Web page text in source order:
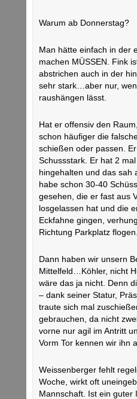
Warum ab Donnerstag?
Man hätte einfach in der
machen MÜSSEN. Fink
abstrichen auch in der
sehr stark…aber nur,
raushängen lässt.
Hat er offensiv den
schon häufiger die
schießen oder passen.
Schussstark. Er hat 2
hingehalten und das sah
habe schon 30-40
gesehen, die er fast aus
losgelassen hat und die
Eckfahne gingen,
Richtung Parkplatz flogen.
Dann haben wir unsern
Mittelfeld…Köhler, nicht
wäre das ja nicht. Denn
– dank seiner Statur,
traute sich mal
gebrauchen, da nicht
vorne nur agil im Antritt
Vorm Tor kennen wir ihn
Weissenberger fehlt
Woche, wirkt oft
Mannschaft. Ist ein guter